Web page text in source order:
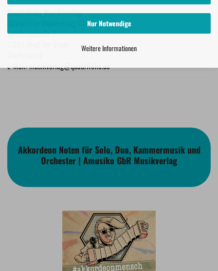
Nur Notwendige
Weitere Informationen
Quadrifolio Musikverlag
Quadrifolio Musikverlag GbR
Egerlandstraße 6
E-Mail: musikverlag@quadrifolio.de
Akkordeon Noten für Solo, Duo, Kammermusik und
Orchester | Amusiko GbR Musikverlag